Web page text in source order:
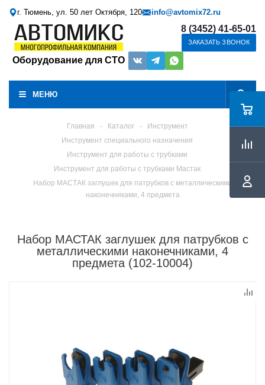
г. Тюмень, ул. 50 лет Октября, 120 info@avtomix72.ru
Оборудование для СТО
8 (3452) 41-65-01
ЗАКАЗАТЬ ЗВОНОК
МЕНЮ
Главная - Каталог -
Инструмент
Инструмент специального назначения
Инструмент для работы с трубками
Инструмент для работы с трубками Мастак
Набор МАСТАК заглушек для патрубков с металлическими
наконечниками, 4 предмета
Набор МАСТАК заглушек для патрубков с
металлическими наконечниками, 4
предмета (102-10004)